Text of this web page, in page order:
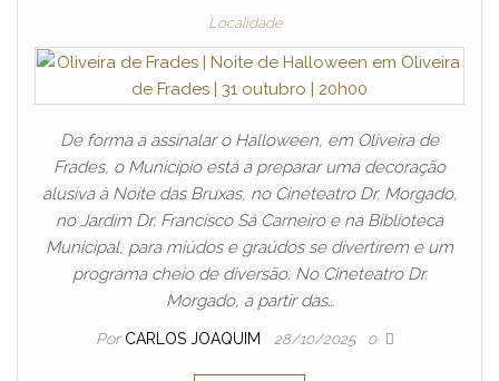
Localidade
De forma a assinalar o Halloween, em Oliveira de
Frades, o Município está a preparar uma decoração
alusiva à Noite das Bruxas, no Cineteatro Dr. Morgado,
no Jardim Dr. Francisco Sá Carneiro e na Biblioteca
Municipal, para miúdos e graúdos se divertirem e um
programa cheio de diversão. No Cineteatro Dr.
Morgado, a partir das…
Por CARLOS JOAQUIM 28/10/2025 0